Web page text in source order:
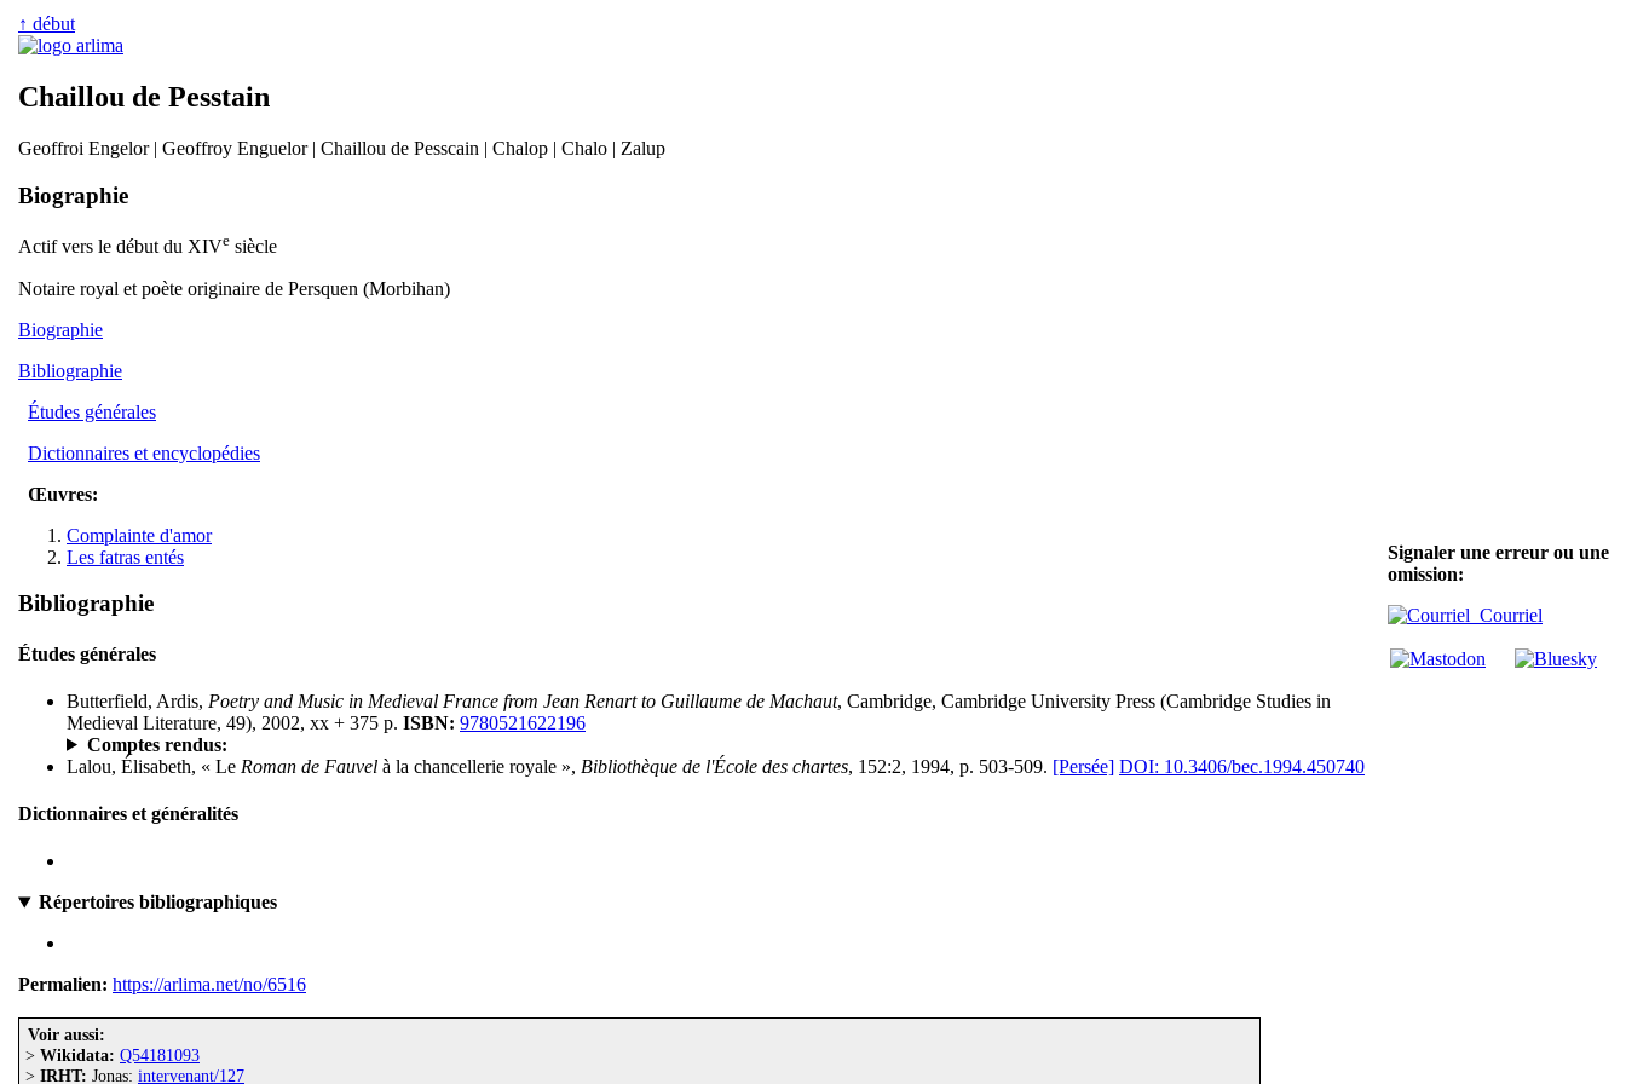
↑ début
Chaillou de Pesstain
Geoffroi Engelor | Geoffroy Enguelor | Chaillou de Pesscain | Chalop | Chalo | Zalup
Biographie
Actif vers le début du XIVe siècle
Notaire royal et poète originaire de Persquen (Morbihan)
Biographie
Bibliographie
Études générales
Dictionnaires et encyclopédies
Œuvres:
Complainte d'amor
Les fatras entés
Bibliographie
Études générales
Butterfield, Ardis, Poetry and Music in Medieval France from Jean Renart to Guillaume de Machaut, Cambridge, Cambridge University Press (Cambridge Studies in
Medieval Literature, 49), 2002, xx + 375 p. ISBN: 9780521622196
Comptes rendus:
Lalou, Élisabeth, « Le Roman de Fauvel à la chancellerie royale », Bibliothèque de l'École des chartes, 152:2, 1994, p. 503-509. [Persée] DOI: 10.3406/bec.1994.450740
Dictionnaires et généralités
Répertoires bibliographiques
Permalien: https://arlima.net/no/6516
Voir aussi:
> Wikidata: Q54181093
> IRHT: Jonas: intervenant/127
Signaler une erreur ou une
omission:
Courriel